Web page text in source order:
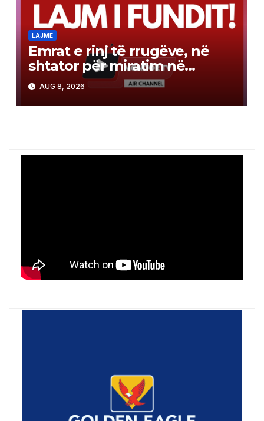
LAJME
Emrat e rinj të rrugëve, në
shtator për miratim në
Qeveri! BDI akuzon
komisionin për anashkalim të
propozimeve
AUG 8, 2026